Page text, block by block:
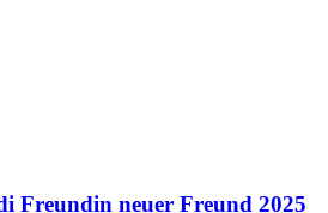
Freundin neuer Freund 2025